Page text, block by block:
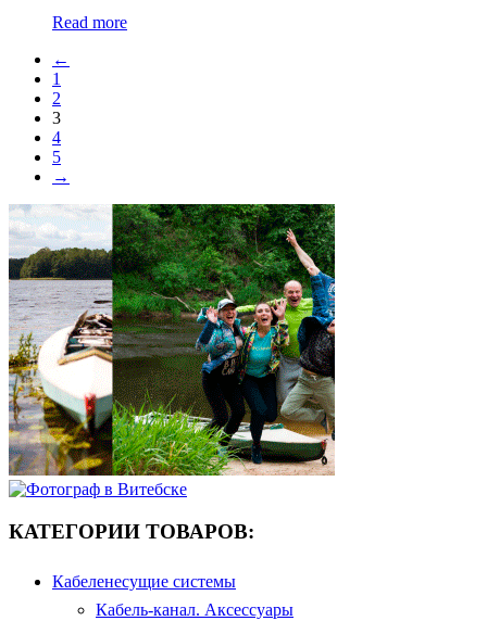
Read more
←
1
2
3
4
5
→
КАТЕГОРИИ ТОВАРОВ:
Кабеленесущие системы
Кабель-канал. Аксессуары